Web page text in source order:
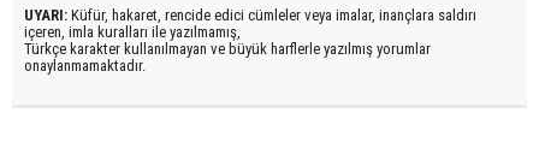
UYARI: Küfür, hakaret, rencide edici cümleler veya imalar, inançlara saldırı
içeren, imla kuralları ile yazılmamış,
Türkçe karakter kullanılmayan ve büyük harflerle yazılmış yorumlar
onaylanmamaktadır.